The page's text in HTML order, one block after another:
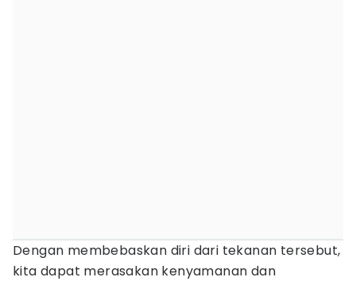
Dengan membebaskan diri dari tekanan tersebut,
kita dapat merasakan kenyamanan dan